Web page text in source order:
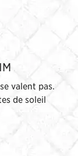
valent pas.
de soleil